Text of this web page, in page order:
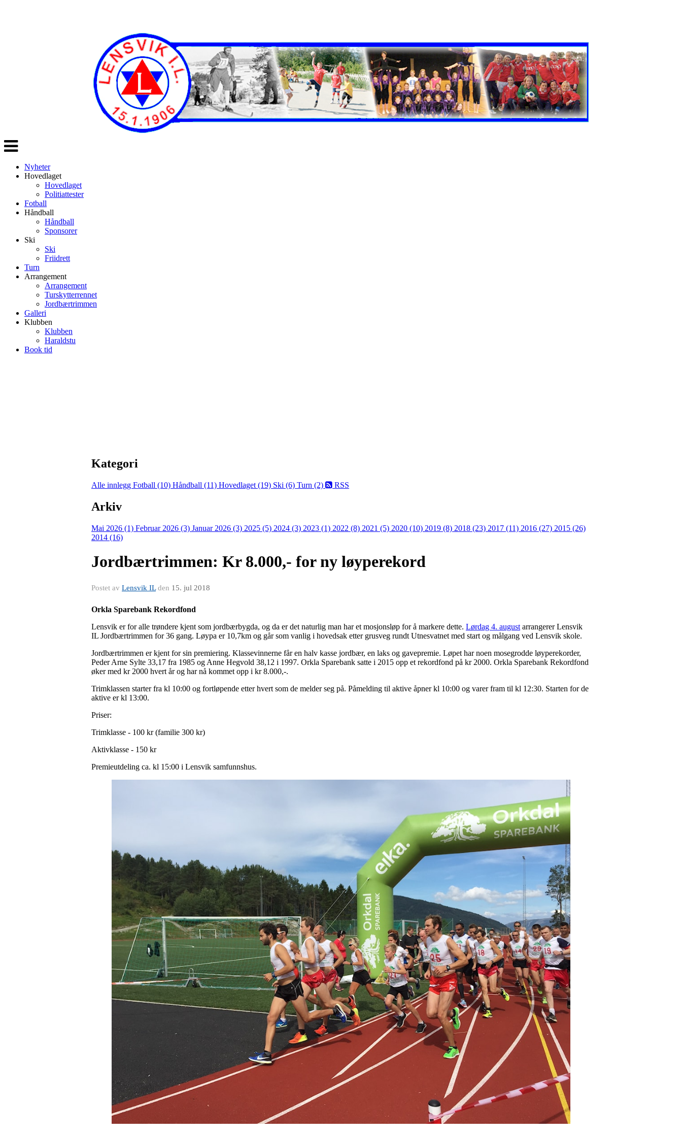
Veksle
navigasjon
Nyheter
Hovedlaget
Hovedlaget
Politiattester
Fotball
Håndball
Håndball
Sponsorer
Ski
Ski
Friidrett
Turn
Arrangement
Arrangement
Turskytterrennet
Jordbærtrimmen
Galleri
Klubben
Klubben
Haraldstu
Book tid
Kategori
Alle innlegg Fotball (10) Håndball (11) Hovedlaget (19) Ski (6) Turn (2) RSS
Arkiv
Mai 2026 (1) Februar 2026 (3) Januar 2026 (3) 2025 (5) 2024 (3) 2023 (1) 2022 (8) 2021 (5) 2020 (10) 2019 (8) 2018 (23) 2017 (11) 2016 (27) 2015 (26)
2014 (16)
Jordbærtrimmen: Kr 8.000,- for ny løyperekord
Postet av Lensvik ILden 15. jul 2018
Orkla Sparebank Rekordfond
Lensvik er for alle trøndere kjent som jordbærbygda, og da er det naturlig man har et mosjonsløp for å markere dette. Lørdag 4. august arrangerer Lensvik
IL Jordbærtrimmen for 36 gang. Løypa er 10,7km og går som vanlig i hovedsak etter grusveg rundt Utnesvatnet med start og målgang ved Lensvik skole.
Jordbærtrimmen er kjent for sin premiering. Klassevinnerne får en halv kasse jordbær, en laks og gavepremie. Løpet har noen mosegrodde løyperekorder,
Peder Arne Sylte 33,17 fra 1985 og Anne Hegvold 38,12 i 1997. Orkla Sparebank satte i 2015 opp et rekordfond på kr 2000. Orkla Sparebank Rekordfond
øker med kr 2000 hvert år og har nå kommet opp i kr 8.000,-.
Trimklassen starter fra kl 10:00 og fortløpende etter hvert som de melder seg på. Påmelding til aktive åpner kl 10:00 og varer fram til kl 12:30. Starten for de
aktive er kl 13:00.
Priser:
Trimklasse - 100 kr (familie 300 kr)
Aktivklasse - 150 kr
Premieutdeling ca. kl 15:00 i Lensvik samfunnshus.